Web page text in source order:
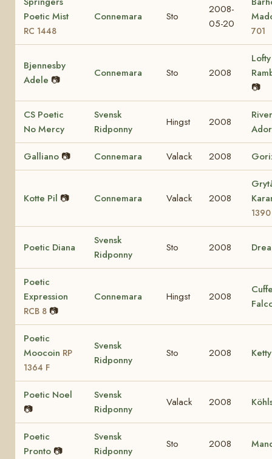
Poetic Mist
RC 1448
Connemara Sto
2008-
05-20
701
Bjennesby
Adele 📷
Connemara Sto 2008
📷
CS Poetic
No Mercy
Svensk
Ridponny
Hingst 2008
Galliano 📷 Connemara Valack 2008
Kotte Pil 📷 Connemara Valack 2008
1390
Poetic Diana
Svensk
Ridponny
Sto 2008
Poetic
Expression
RCB 8 📷
Connemara Hingst 2008
Poetic
Moocoin RP
1364 F
Svensk
Ridponny
Sto 2008 Ketty
Poetic Noel
📷
Svensk
Ridponny
Valack 2008
Poetic
Pronto 📷
Svensk
Ridponny
Sto 2008